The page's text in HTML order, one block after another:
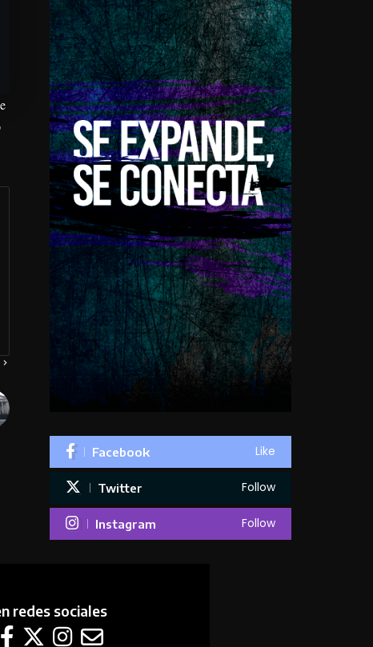
Facebook Like
Twitter Follow
Instagram Follow
redes sociales